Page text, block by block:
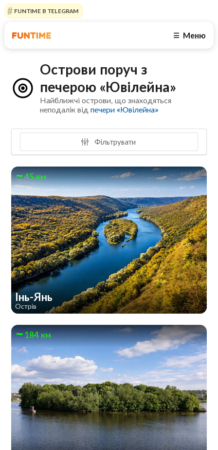
FUNTIME В TELEGRAM
☰ Меню
Острови поруч з
печерою «Ювілейна»
Найближчі острови, що знаходяться
неподалік відпечери «Ювілейна»
Фільтрувати
45 км
Інь-Янь
Острів
184 км